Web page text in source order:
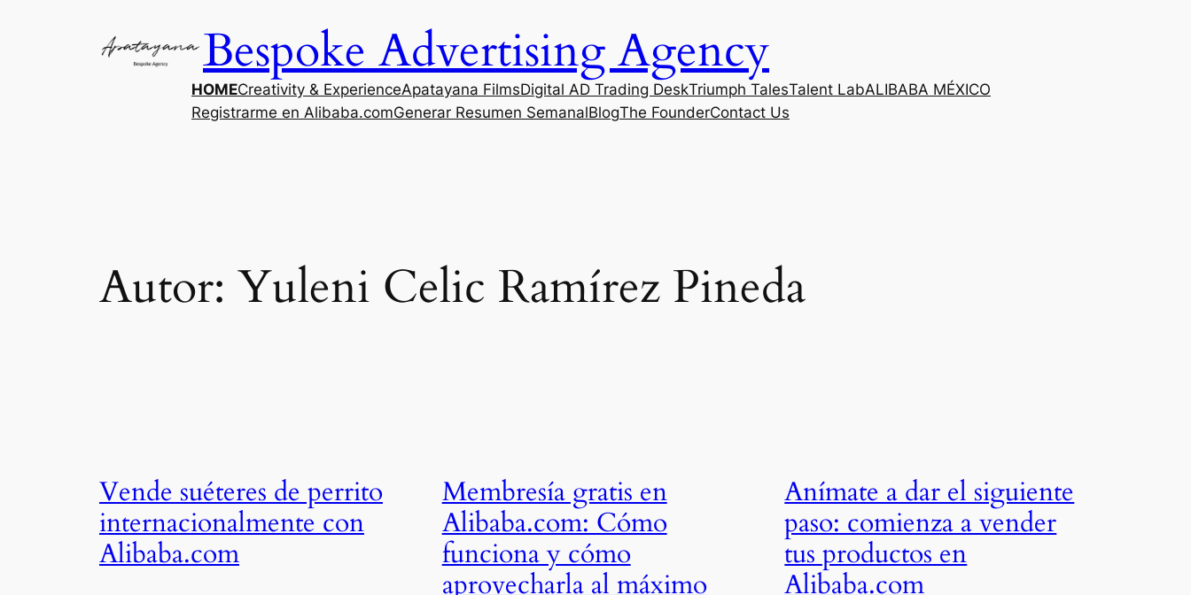
Bespoke Advertising Agency
HOMECreativity & ExperienceApatayana FilmsDigital AD Trading DeskTriumph TalesTalent LabALIBABA MÉXICO
Registrarme en Alibaba.comGenerar Resumen SemanalBlogThe FounderContact Us
Autor: Yuleni Celic Ramírez Pineda
Vende suéteres de perrito
internacionalmente con
Alibaba.com
Membresía gratis en
Alibaba.com: Cómo
funciona y cómo
aprovecharla al máximo
Anímate a dar el siguiente
paso: comienza a vender
tus productos en
Alibaba.com